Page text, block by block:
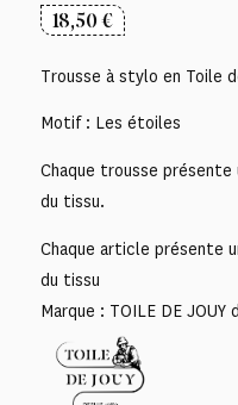
18,50€
Trousse à stylo en Toile
Motif : Les étoiles
Chaque trousse
du tissu.
Chaque article présente
du tissu
Marque : TOILE DE